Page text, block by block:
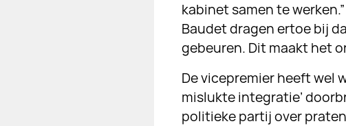
kabinet samen te
Baudet dragen ertoe bij
gebeuren. Dit maakt het
De vicepremier heeft wel
mislukte integratie’
politieke partij over